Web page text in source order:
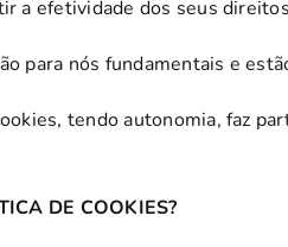
a efetividade dos seus direitos
para nós fundamentais e
tendo autonomia, faz
DE COOKIES?